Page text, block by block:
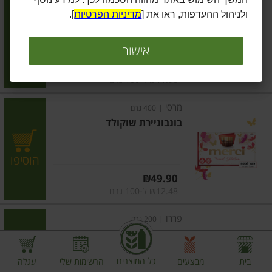
בונבוניירת שוקולד
מחיר מחירון ₪29.90
₪11.96 ל-100 גרם
מרסי 400 גרם
בונבוניירת שוקולד
₪49.90
הוסיפו
פררו 200 גרם
בונבוניירה פררו רושה
בית מבצעים כל המוצרים הרשימות שלי עגלה
ולניהול ההעדפות, ראו את [מדיניות הפרטיות].
אישור